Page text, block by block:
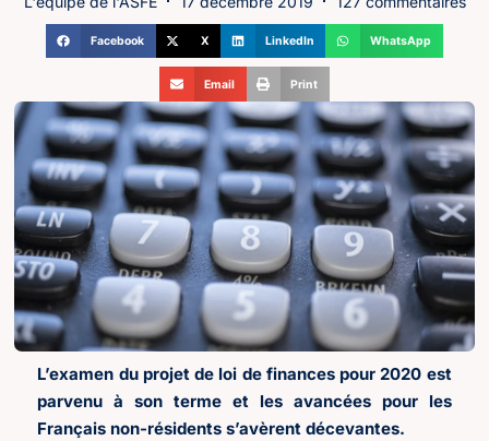
Facebook X LinkedIn WhatsApp
Email Print
L’examen du projet de loi de finances pour 2020 est
parvenu à son terme et les avancées pour les
Français non-résidents s’avèrent décevantes.